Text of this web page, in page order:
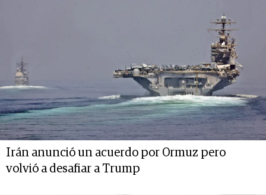
Irán anunció un acuerdo por Ormuz pero
volvió a desafiar a Trump